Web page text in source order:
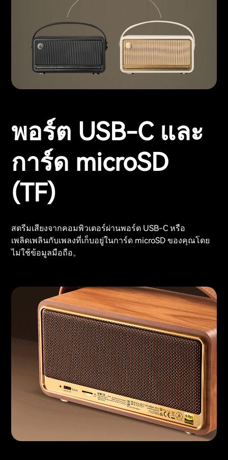
พอร์ต USB-C และ
การ์ด microSD
(TF)
สตรีมเสียงจากคอมพิวเตอร์ผ่านพอร์ต USB-C หรือ
เพลิดเพลินกับเพลงที่เก็บอยู่ในการ์ด microSD ของคุณโดย
ไม่ใช้ข้อมูลมือถือ。